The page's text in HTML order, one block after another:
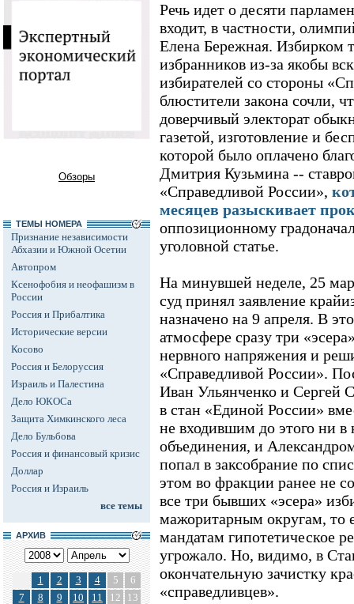
Обзоры
ТЕМЫ НОМЕРА
Признание независимости
Абхазии и Южной Осетии
Автопром
Ксенофобия и неофашизм в
России
Россия и Прибалтика
Исторические версии
Косово
Россия и Белоруссия
Израиль и Палестина
Дело ЮКОСа
Защита Химкинского леса
Дело Бульбова
Россия и финансовый кризис
Доллар
Россия и Израиль
все темы
АРХИВ
1 2 3 4 5
6
7
8 9 10 11 12
13
Речь идет о десяти
входит, в частности,
Елена Бережная. Избирком
избранников из-за якобы
избирателей со стороны
блюстители закона сочли,
доверчивый электорат
газетой, изготовление и
которой было оплачено
Дмитрия Кузьмина --
«Справедливой России»,
месяцев разыскивает
оппозиционному
уголовной статье.
На минувшей неделе, 25
суд принял заявление
назначено на 9 апреля. В
атмосфере сразу три
нервного напряжения и
«Справедливой России».
Иван Ульянченко и Сергей
в стан «Единой России»
не входившим до этого ни в
объединения, и
попал в заксобрание по
этом во фракции ранее не
все три бывших «эсера»
мажоритарным округам, то
мандатам гипотетическое
угрожало. Но, видимо, в
окончательную зачистку
«справедливцев».